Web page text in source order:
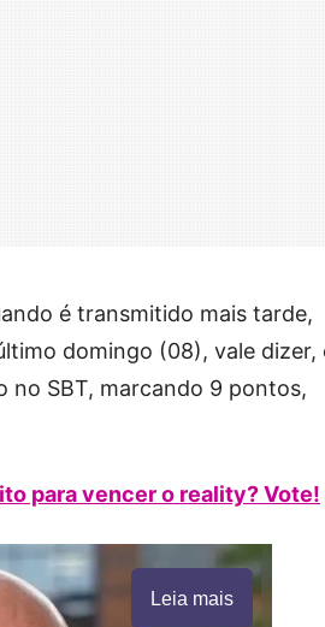
é transmitido mais tarde,
domingo (08), vale dizer,
no SBT, marcando 9 pontos,
para vencer o reality? Vote!
Leia mais